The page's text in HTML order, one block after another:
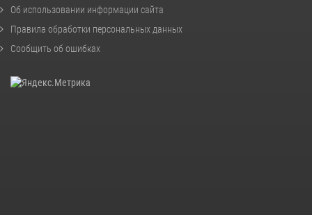
Об использовании информации сайта
Правила обработки персональных данных
Сообщить об ошибках